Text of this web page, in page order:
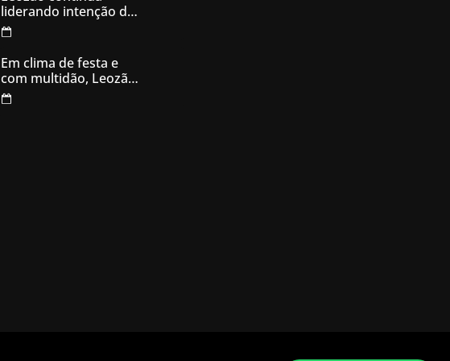
liderando intenção de
votos em Goianésia
Em clima de festa e
com multidão, Leozão
inaugura comitê de
campanha